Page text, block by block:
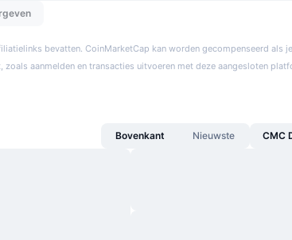
bevatten. CoinMarketCap kan worden gecompenseerd als
zoals aanmelden en transacties uitvoeren met deze aangesloten
Bovenkant Nieuwste CMC